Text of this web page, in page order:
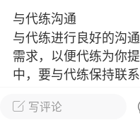
在那里查看卡密？
发货的商品在那里查看
：下单以后在右边消息
像 — 我的订单 — 待评
写评论
与代练沟通
与代练进行良好的沟
需求，以便代练为你
中，要与代练保持联
总之，选择一个可靠